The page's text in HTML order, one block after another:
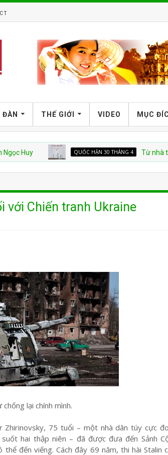
ĐÀN THẾ GIỚI VIDEO MỤC
QUỐC HẬN 30 THÁNG 4 Từ nhà tù đến
với Chiến tranh Ukraine
lại chính mình.
75 tuổi – một nhà dân túy cực
hai thập niên – đã được đưa đến Sảnh
đến viếng. Cách đây 69 năm, thi hài Stalin